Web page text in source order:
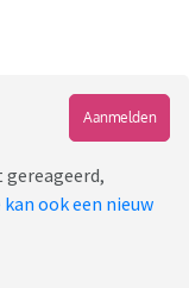
Aanmelden
kan ook een nieuw